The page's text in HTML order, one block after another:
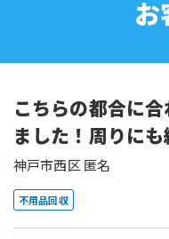
お
こちらの都合に
ました！周りにも
神戸市西区 匿名
不用品回収